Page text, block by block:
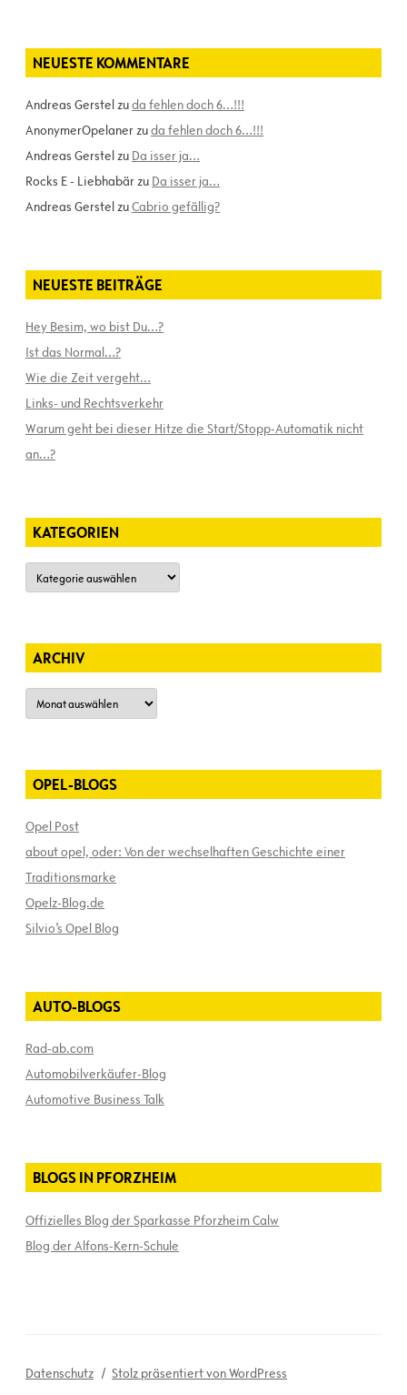
NEUESTE KOMMENTARE
Andreas Gerstelzuda fehlen doch 6…!!!
AnonymerOpelanerzuda fehlen doch 6…!!!
Andreas Gerstelzu Da isser ja…
Rocks E - Liebhabärzu Da isser ja…
Andreas GerstelzuCabrio gefällig?
NEUESTE BEITRÄGE
Hey Besim, wo bist Du…?
Ist das Normal…?
Wie die Zeit vergeht…
Links- und Rechtsverkehr
Warum geht bei dieser Hitze die Start/Stopp-Automatik nicht
an…?
KATEGORIEN
Kategorien
ARCHIV
Archiv
OPEL-BLOGS
Opel Post
about opel, oder: Von der wechselhaften Geschichte einer
Traditionsmarke
Opelz-Blog.de
Silvio’s Opel Blog
AUTO-BLOGS
Rad-ab.com
Automobilverkäufer-Blog
Automotive Business Talk
BLOGS IN PFORZHEIM
Offizielles Blog der Sparkasse Pforzheim Calw
Blog der Alfons-Kern-Schule
Datenschutz Stolz präsentiert von WordPress